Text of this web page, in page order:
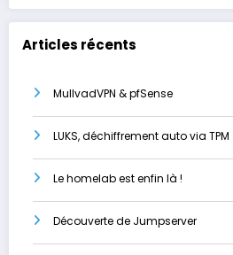
Articles récents
MullvadVPN & pfSense
LUKS, déchiffrement auto via TPM
Le homelab est enfin là !
Découverte de Jumpserver